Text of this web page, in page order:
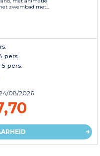
zwembad met...
pers.
pers.
08/2026